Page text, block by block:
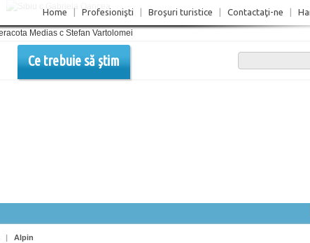
Home Profesionişti Broşuri turistice Contactaţi-ne
Ce trebuie să știm
| Alpin